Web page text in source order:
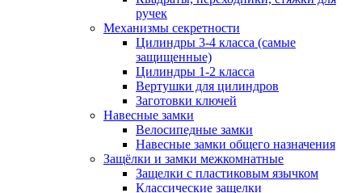
ручек
Механизмы секретности
Цилиндры 3-4 класса (самые
защищенные)
Цилиндры 1-2 класса
Вертушки для цилиндров
Заготовки ключей
Навесные замки
Велосипедные замки
Навесные замки общего назначения
Защёлки и замки межкомнатные
Защелки с пластиковым язычком
Классические защелки